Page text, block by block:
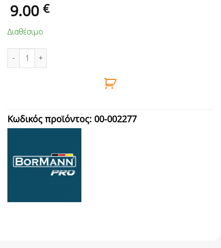
9.00 €
Διαθέσιμο
ΜΕΤΑΛΛΙΚΟ ΚΑΛΑΘΑΚΙ ΜΠΑΝΙΟΥ ΛΕΥΚΟ ΜΕ ΞΥΛΙΝΟ ΚΑΠΑΚΙ 5L,
Κωδικός προϊόντος: 00-002277